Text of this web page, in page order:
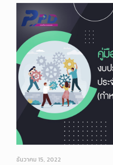
ธันวาคม 15, 2022